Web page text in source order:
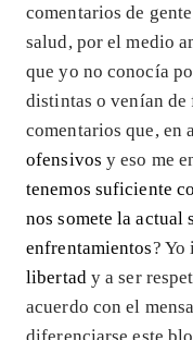
comentarios de
salud, por el medio
que yo no conocía
distintas o venían de
comentarios que, en
ofensivosy eso me
tenemos suficiente
nos somete la actual
enfrentamientos? Yo
libertad y a ser
acuerdo con el
diferenciarse este